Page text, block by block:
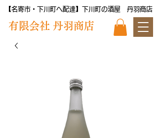
​有限会社 丹羽商店
【名寄市・下川町へ配達】下川町の酒屋 丹羽商店